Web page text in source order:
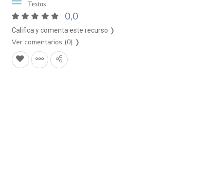
Textos
0,0
Califica y comenta este recurso ❭
Ver comentarios (0) ❭